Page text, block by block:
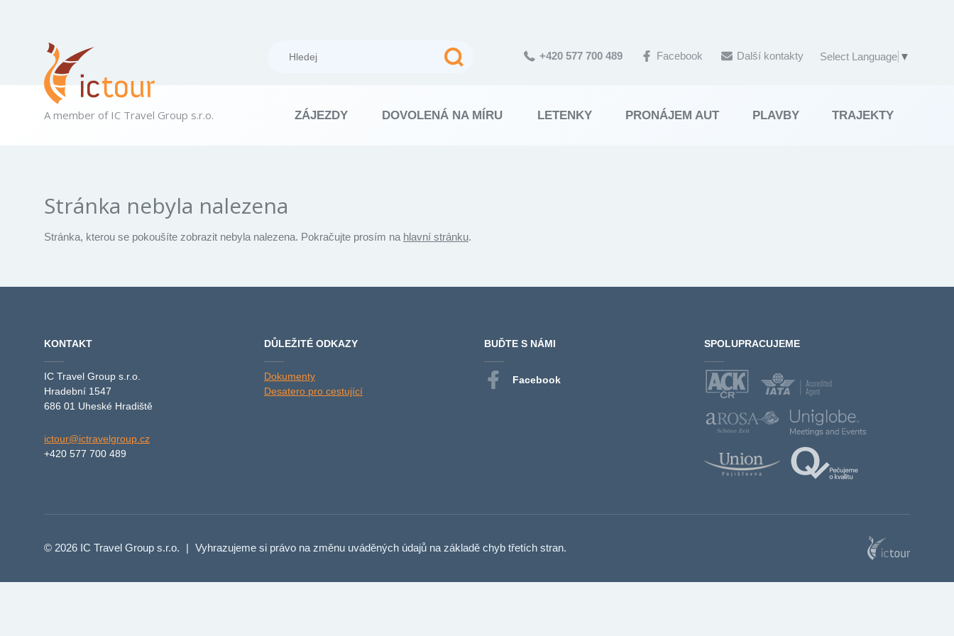
A member of IC Travel Group s.r.o. ZÁJEZDY DOVOLENÁ NA MÍRU LETENKY PRONÁJEM AUT PLAVBY TRAJEKTY
+420 577 700 489 Facebook Další kontakty Select Language ▼
Stránka nebyla nalezena
Stránka, kterou se pokoušíte zobrazit nebyla nalezena. Pokračujte prosím na hlavní stránku.
KONTAKT
IC Travel Group s.r.o.
Hradební 1547
686 01 Uheské Hradiště
ictour@ictravelgroup.cz
+420 577 700 489
DŮLEŽITÉ ODKAZY
Dokumenty
Desatero pro cestující
BUĎTE S NÁMI
Facebook
SPOLUPRACUJEME
© 2026 IC Travel Group s.r.o. | Vyhrazujeme si právo na změnu uváděných údajů na základě chyb třetích stran.